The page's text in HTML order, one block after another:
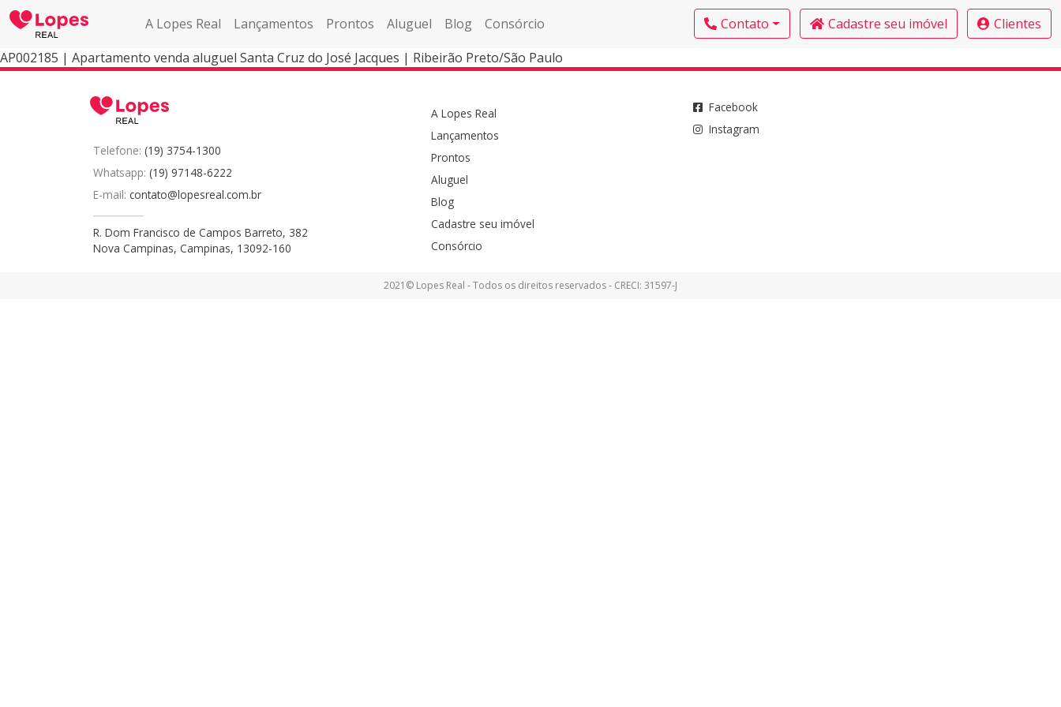
A Lopes Real Lançamentos Prontos Aluguel Blog Consórcio Contato Cadastre seu imóvel
Clientes
AP002185 | Apartamento venda aluguel Santa Cruz do José Jacques | Ribeirão Preto/São Paulo
Telefone: (19) 3754-1300
Whatsapp: (19) 97148-6222
E-mail: contato@lopesreal.com.br
R. Dom Francisco de Campos Barreto, 382
Nova Campinas, Campinas, 13092-160
A Lopes Real
Lançamentos
Prontos
Aluguel
Blog
Cadastre seu imóvel
Consórcio
Facebook
Instagram
2021© Lopes Real - Todos os direitos reservados - CRECI: 31597-J